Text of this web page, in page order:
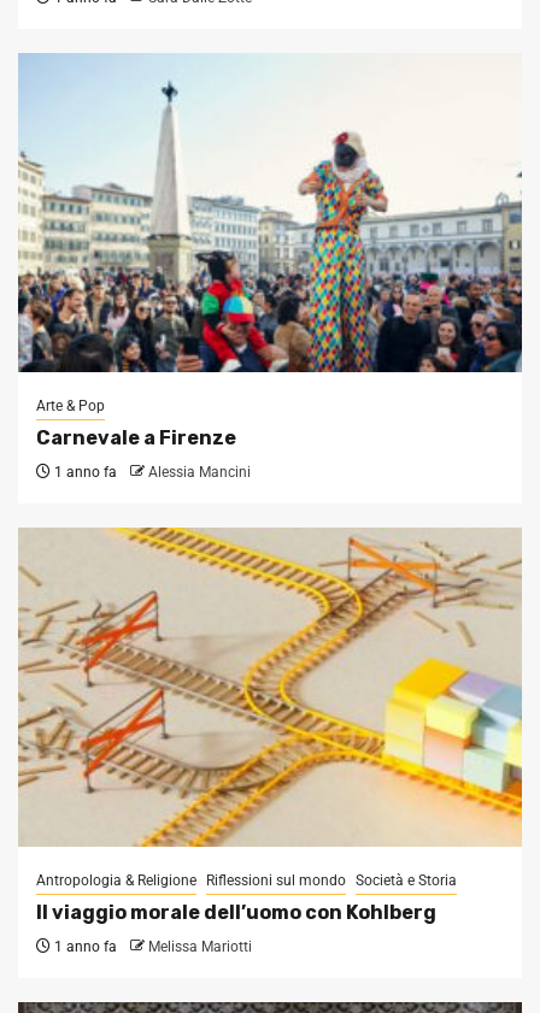
Arte & Pop
Carnevale a Firenze
1 anno fa Alessia Mancini
Antropologia & Religione Riflessioni sul mondo Società e Storia
Il viaggio morale dell’uomo con Kohlberg
1 anno fa Melissa Mariotti